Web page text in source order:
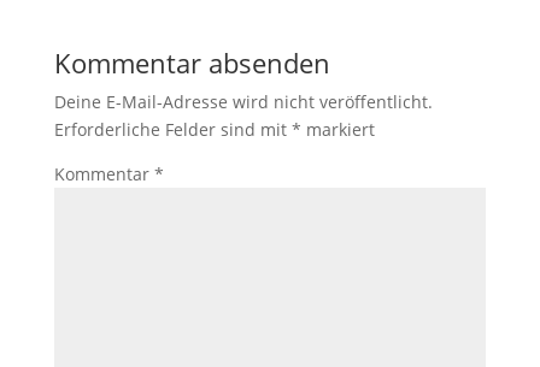
Kommentar absenden
Deine E-Mail-Adresse wird nicht veröffentlicht.
Erforderliche Felder sind mit * markiert
Kommentar *